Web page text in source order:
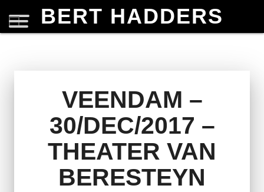
BERT HADDERS
VEENDAM –
30/DEC/2017 –
THEATER VAN
BERESTEYN